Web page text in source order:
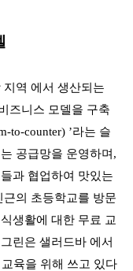
역 에서 생산되는
즈니스 모델을 구축
to-counter) ’라는 슬
공급망을 운영하며,
과 협업하여 맛있는
의 초등학교를 방문
생활에 대한 무료 교
린은 샐러드바 에서
육을 위해 쓰고 있다